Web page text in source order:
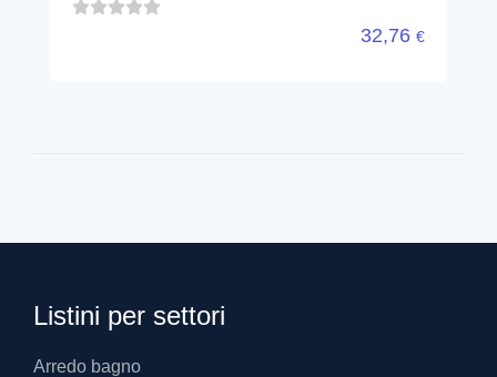
32,76 €
Listini per settori
Arredo bagno